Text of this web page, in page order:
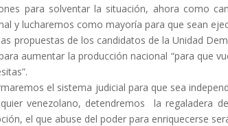
para solventar la situación, ahora como
y lucharemos como mayoría para que sean
propuestas de los candidatos de la Unidad
aumentar la producción nacional “para que
el sistema judicial para que sea
venezolano, detendremos la regaladera
el que abuse del poder para enriquecerse